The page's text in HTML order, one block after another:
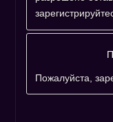
Пожалуйста,